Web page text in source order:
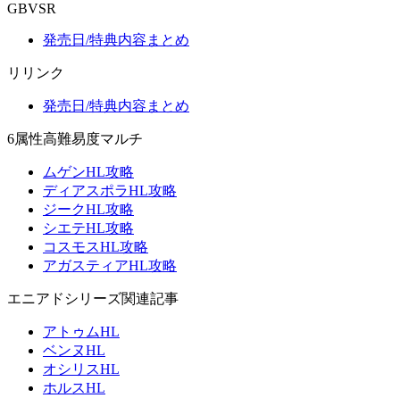
GBVSR
発売日/特典内容まとめ
リリンク
発売日/特典内容まとめ
6属性高難易度マルチ
ムゲンHL攻略
ディアスポラHL攻略
ジークHL攻略
シエテHL攻略
コスモスHL攻略
アガスティアHL攻略
エニアドシリーズ関連記事
アトゥムHL
ベンヌHL
オシリスHL
ホルスHL